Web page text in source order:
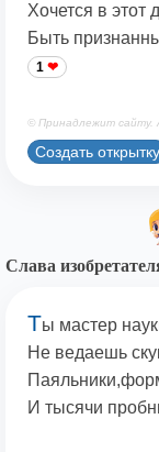
Хочется в этот
Быть
1
© Принадлежит сайту.
Создать открытку
Слава
Ты мастер
Не ведаешь
И тысячи